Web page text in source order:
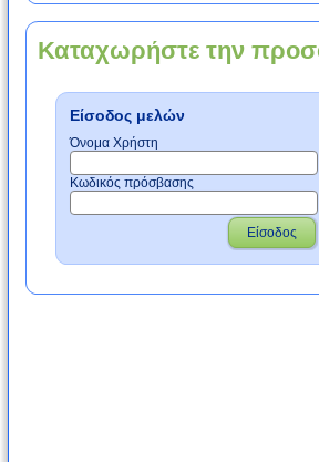
Καταχωρήστε την
Είσοδος μελών
Όνομα Χρήστη
Κωδικός πρόσβασης
Είσοδος